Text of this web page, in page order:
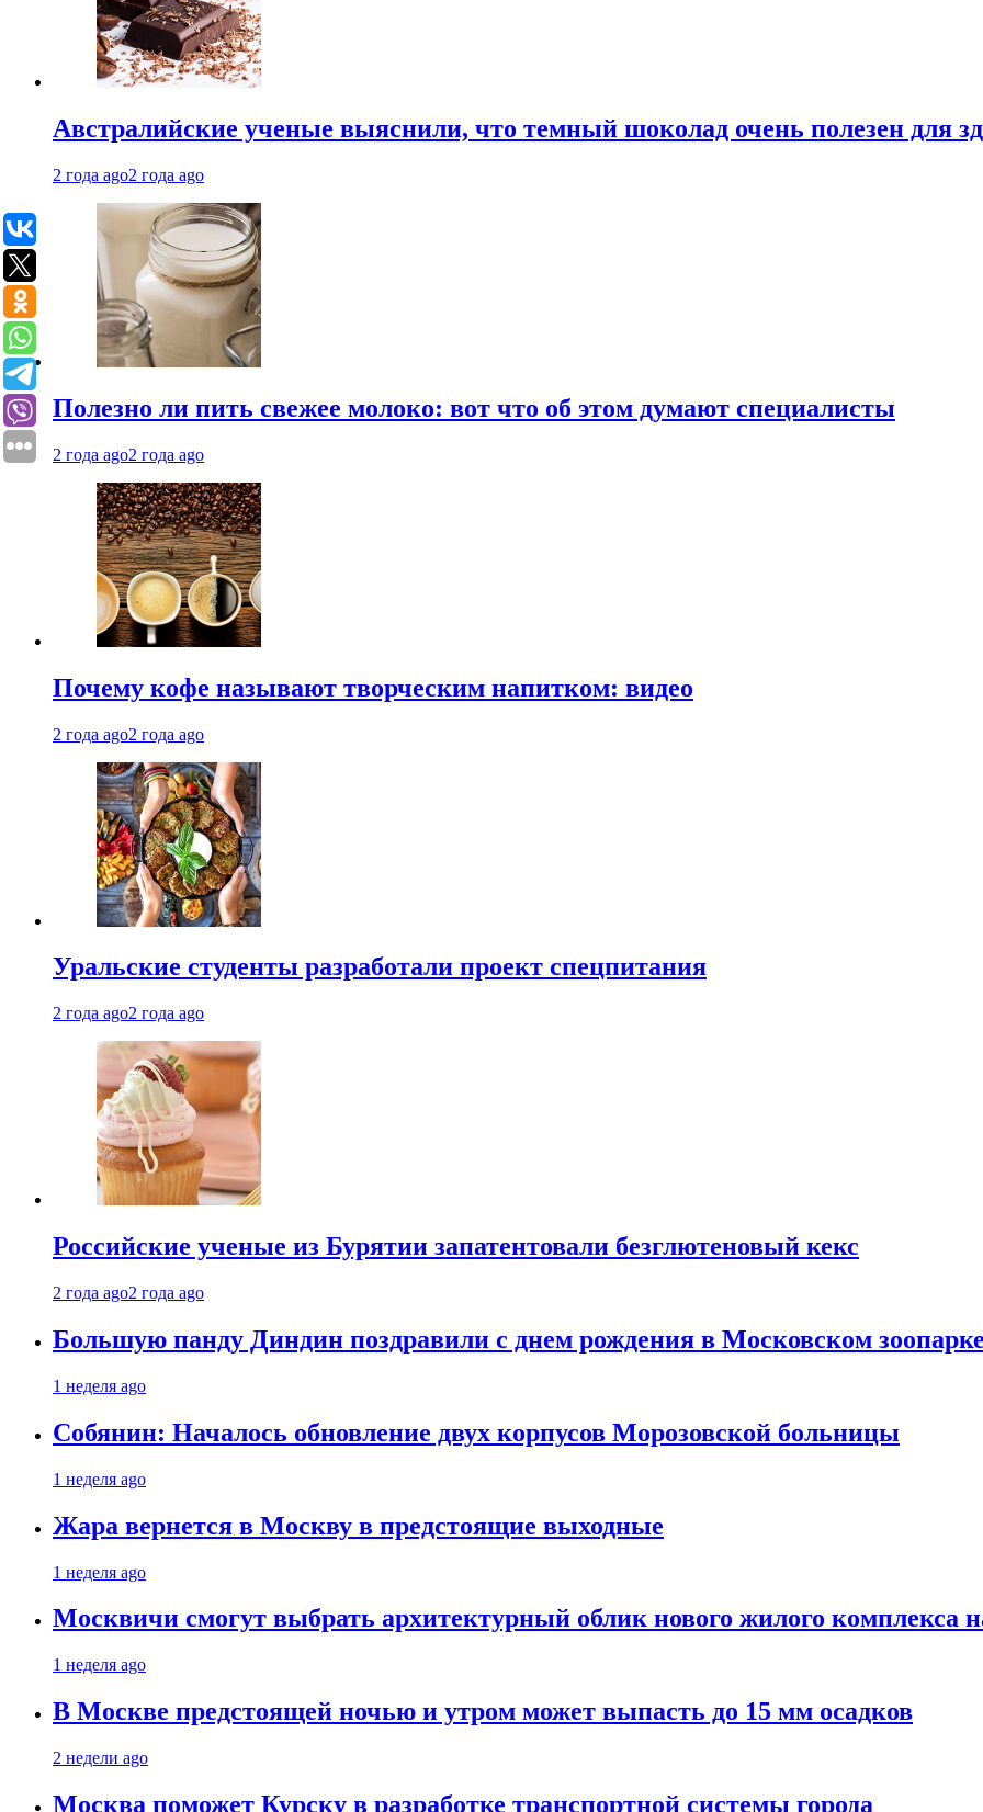
Австралийские ученые выяснили, что темный шоколад очень полезен для
2 года ago2 года ago
Полезно ли пить свежее молоко: вот что об этом думают специалисты
2 года ago2 года ago
Почему кофе называют творческим напитком: видео
2 года ago2 года ago
Уральские студенты разработали проект спецпитания
2 года ago2 года ago
Российские ученые из Бурятии запатентовали безглютеновый кекс
2 года ago2 года ago
Большую панду Диндин поздравили с днем рождения в Московском зоопарке
1 неделя ago
Собянин: Началось обновление двух корпусов Морозовской больницы
1 неделя ago
Жара вернется в Москву в предстоящие выходные
1 неделя ago
Москвичи смогут выбрать архитектурный облик нового жилого комплекса
1 неделя ago
В Москве предстоящей ночью и утром может выпасть до 15 мм осадков
2 недели ago
Москва поможет Курску в разработке транспортной системы города